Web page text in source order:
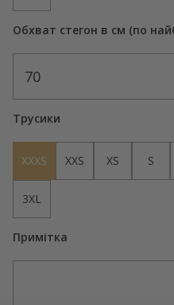
Обхват стегон в см (по
70
Трусики
XXXS XXS XS S
3XL
Примітка